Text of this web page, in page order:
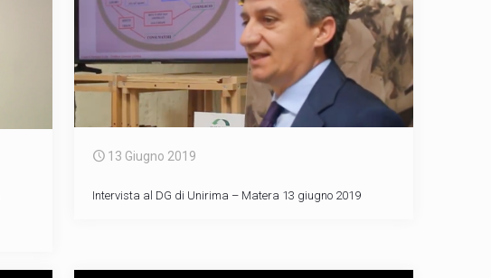
13 Giugno 2019
Intervista al DG di Unirima – Matera 13 giugno 2019